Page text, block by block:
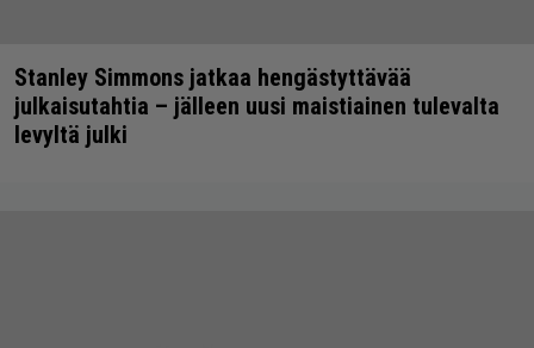
Stanley Simmons jatkaa hengästyttävää
julkaisutahtia – jälleen uusi maistiainen tulevalta
levyltä julki